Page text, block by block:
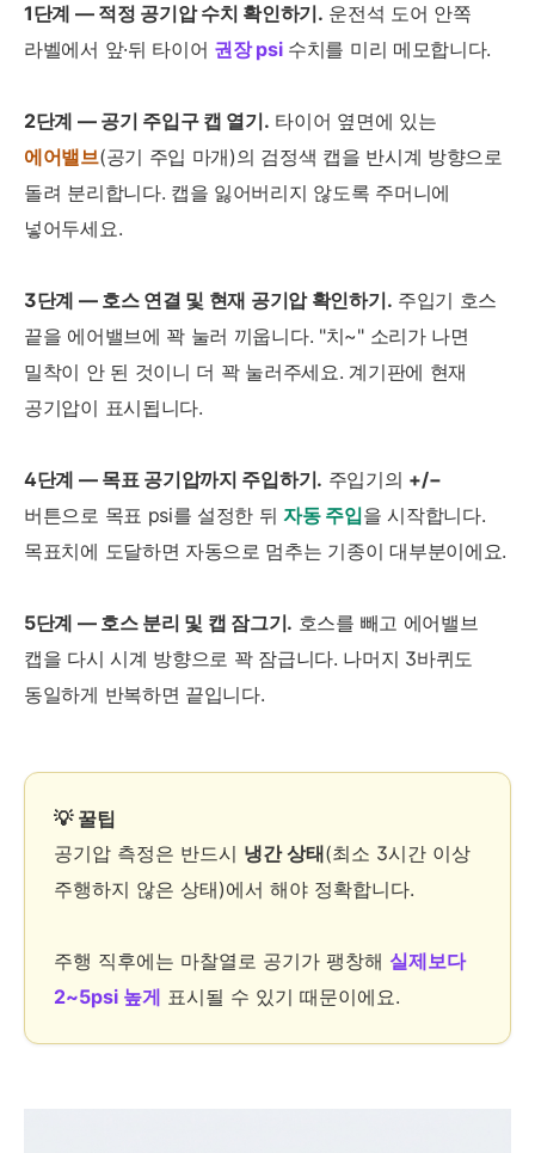
1단계 — 적정 공기압 수치 확인하기. 운전석 도어 안쪽
라벨에서 앞·뒤 타이어 권장 psi수치를 미리 메모합니다.
2단계 — 공기 주입구 캡 열기. 타이어 옆면에 있는
에어밸브(공기 주입 마개)의 검정색 캡을 반시계 방향으로
돌려 분리합니다. 캡을 잃어버리지 않도록 주머니에
넣어두세요.
3단계 — 호스 연결 및 현재 공기압 확인하기. 주입기 호스
끝을 에어밸브에 꽉 눌러 끼웁니다. "치~" 소리가 나면
밀착이 안 된 것이니 더 꽉 눌러주세요. 계기판에 현재
공기압이 표시됩니다.
4단계 — 목표 공기압까지 주입하기. 주입기의 +/−
버튼으로 목표 psi를 설정한 뒤자동 주입을 시작합니다.
목표치에 도달하면 자동으로 멈추는 기종이 대부분이에요.
5단계 — 호스 분리 및 캡 잠그기. 호스를 빼고 에어밸브
캡을 다시 시계 방향으로 꽉 잠급니다. 나머지 3바퀴도
동일하게 반복하면 끝입니다.
💡 꿀팁
공기압 측정은 반드시 냉간 상태(최소 3시간 이상
주행하지 않은 상태)에서 해야 정확합니다.
주행 직후에는 마찰열로 공기가 팽창해 실제보다
2~5psi 높게 표시될 수 있기 때문이에요.